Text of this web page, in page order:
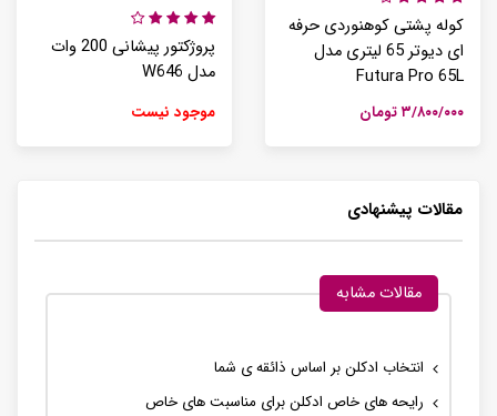
پروژکتور پیشانی 200 وات
مدل W646
موجود نیست
کوله پشتی کوهنوردی حرفه
ای دیوتر 65 لیتری مدل
Futura Pro 65L
۳/۸۰۰/۰۰۰ تومان
مقالات پیشنهادی
مقالات مشابه
انتخاب ادکلن بر اساس ذائقه ی شما
رایحه های خاص ادکلن برای مناسبت های خاص